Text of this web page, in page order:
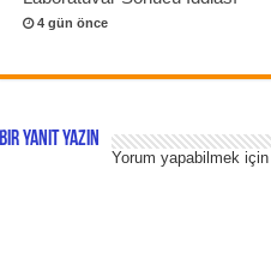
4 gün önce
Bir yanıt yazın
Yorum yapabilmek için